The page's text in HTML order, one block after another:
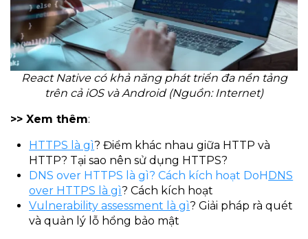
React Native có khả năng phát triển đa nền tảng
trên cả iOS và Android (Nguồn: Internet)
>> Xem thêm:
HTTPS là gì? Điểm khác nhau giữa HTTP và
HTTP? Tại sao nên sử dụng HTTPS?
DNS over HTTPS là gì? Cách kích hoạt DoHDNS
over HTTPS là gì? Cách kích hoạt
Vulnerability assessment là gì? Giải pháp rà quét
và quản lý lỗ hổng bảo mật